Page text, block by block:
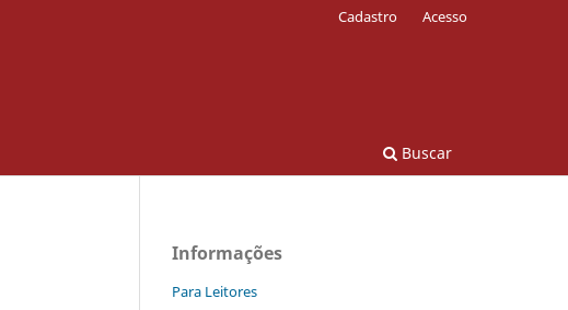
Buscar
Cadastro Acesso
Informações
Para Leitores